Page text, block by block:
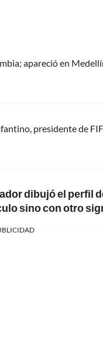
apareció en
presidente de
dibujó el perfil
sino con otro